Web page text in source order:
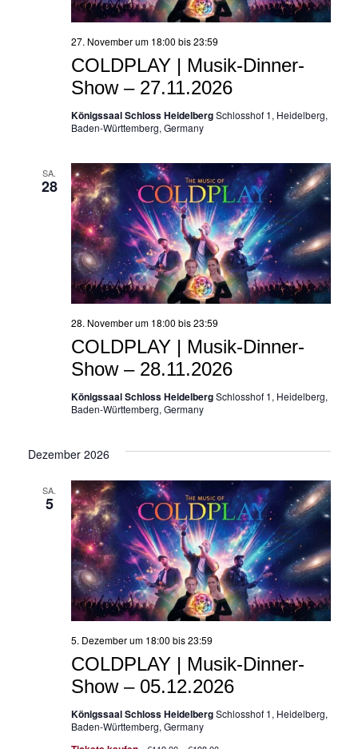
COLDPLAY | Musik-Dinner-
Show – 27.11.2026
27. November um 18:00 bis23:59
Königssaal Schloss HeidelbergSchlosshof 1, Heidelberg,
Baden-Württemberg, Germany
SA.
28
COLDPLAY | Musik-Dinner-
Show – 28.11.2026
28. November um 18:00 bis23:59
Königssaal Schloss HeidelbergSchlosshof 1, Heidelberg,
Baden-Württemberg, Germany
Dezember 2026
SA.
5
COLDPLAY | Musik-Dinner-
Show – 05.12.2026
5. Dezember um 18:00 bis23:59
Königssaal Schloss HeidelbergSchlosshof 1, Heidelberg,
Baden-Württemberg, Germany